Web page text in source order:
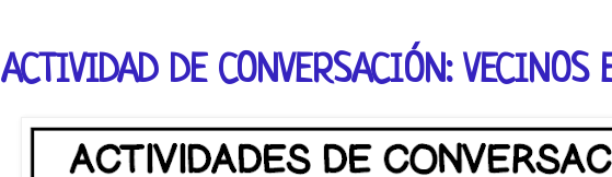
ACTIVIDAD DE CONVERSACIÓN: VECINOS